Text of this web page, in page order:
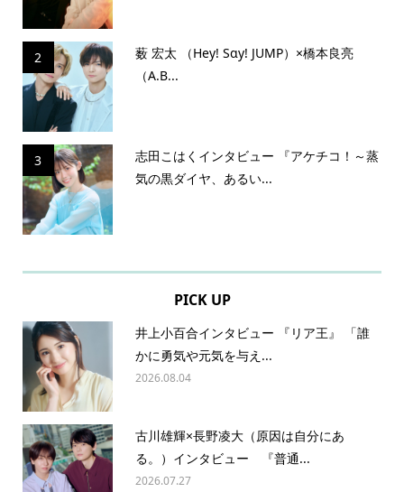
2
薮 宏太 （Hey! Sɑy! JUMP）×橋本良亮
（A.B...
3
志田こはくインタビュー 『アケチコ！～蒸
気の黒ダイヤ、あるい...
PICK UP
井上小百合インタビュー 『リア王』 「誰
かに勇気や元気を与え...
2026.08.04
古川雄輝×長野凌大（原因は自分にあ
る。）インタビュー 『普通...
2026.07.27